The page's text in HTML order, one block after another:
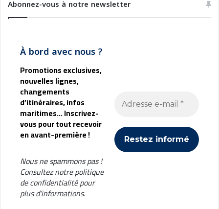
Abonnez-vous à notre newsletter
À bord avec nous ?
Promotions exclusives,
nouvelles lignes,
changements
d’itinéraires, infos
maritimes... Inscrivez-
vous pour tout recevoir
en avant-première !
Nous ne spammons pas !
Consultez notrepolitique
de confidentialitépour
plus d’informations.